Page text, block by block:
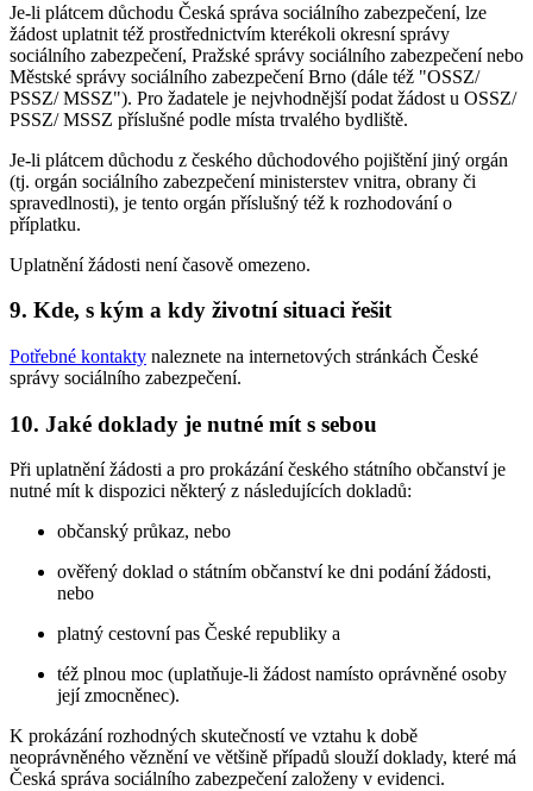
Je-li plátcem důchodu Česká správa sociálního zabezpečení, lze
žádost uplatnit též prostřednictvím kterékoli okresní správy
sociálního zabezpečení, Pražské správy sociálního zabezpečení nebo
Městské správy sociálního zabezpečení Brno (dále též "OSSZ/
PSSZ/ MSSZ"). Pro žadatele je nejvhodnější podat žádost u OSSZ/
PSSZ/ MSSZ příslušné podle místa trvalého bydliště.
Je-li plátcem důchodu z českého důchodového pojištění jiný orgán
(tj. orgán sociálního zabezpečení ministerstev vnitra, obrany či
spravedlnosti), je tento orgán příslušný též k rozhodování o
příplatku.
Uplatnění žádosti není časově omezeno.
9. Kde, s kým a kdy životní situaci řešit
Potřebné kontakty naleznete na internetových stránkách České
správy sociálního zabezpečení.
10. Jaké doklady je nutné mít s sebou
Při uplatnění žádosti a pro prokázání českého státního občanství je
nutné mít k dispozici některý z následujících dokladů:
občanský průkaz, nebo
ověřený doklad o státním občanství ke dni podání žádosti,
nebo
platný cestovní pas České republiky a
též plnou moc (uplatňuje-li žádost namísto oprávněné osoby
její zmocněnec).
K prokázání rozhodných skutečností ve vztahu k době
neoprávněného věznění ve většině případů slouží doklady, které má
Česká správa sociálního zabezpečení založeny v evidenci.